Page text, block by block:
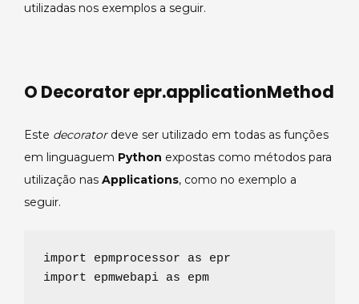
utilizadas nos exemplos a seguir.
O Decorator epr.applicationMethod
Este decoratordeve ser utilizado em todas as funções
em linguaguem Python expostas como métodos para
utilização nas Applications, como no exemplo a
seguir.
import epmprocessor as
import epmwebapi as epm